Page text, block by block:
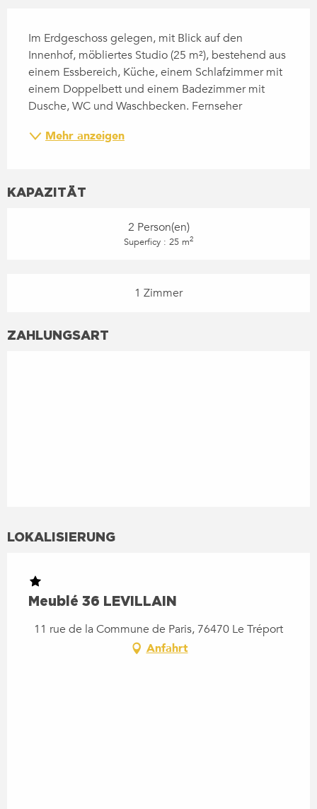
Im Erdgeschoss gelegen, mit Blick auf den
Innenhof, möbliertes Studio (25 m²), bestehend aus
einem Essbereich, Küche, einem Schlafzimmer mit
einem Doppelbett und einem Badezimmer mit
Dusche, WC und Waschbecken. Fernseher
Mehr anzeigen
KAPAZITÄT
2 Person(en)
Superficy : 25 m2
1 Zimmer
ZAHLUNGSART
LOKALISIERUNG
Meublé 36 LEVILLAIN
11 rue de la Commune de Paris, 76470 Le Tréport
Anfahrt